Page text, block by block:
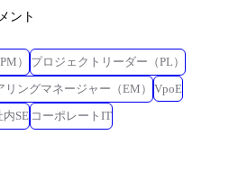
ント
）
プロジェクトリーダー（PL）
リングマネージャー（EM）
VpoE
内SE コーポレートIT